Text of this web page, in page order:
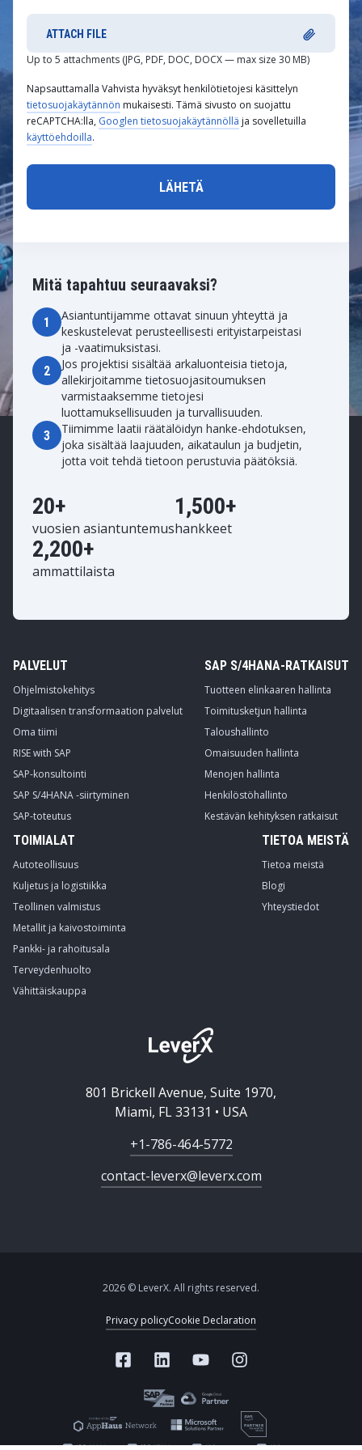
Mitä tapahtuu seuraavaksi?
1
Asiantuntijamme ottavat sinuun yhteyttä ja
keskustelevat perusteellisesti erityistarpeistasi
ja -vaatimuksistasi.
2
Jos projektisi sisältää arkaluonteisia tietoja,
allekirjoitamme tietosuojasitoumuksen
varmistaaksemme tietojesi
luottamuksellisuuden ja turvallisuuden.
3
Tiimimme laatii räätälöidyn hanke-ehdotuksen,
joka sisältää laajuuden, aikataulun ja budjetin,
jotta voit tehdä tietoon perustuvia päätöksiä.
20+
vuosien asiantuntemus
1,500+
hankkeet
2,200+
ammattilaista
ATTACH FILE
Up to 5 attachments (JPG, PDF, DOC, DOCX — max size 30 MB)
Napsauttamalla Vahvista hyväksyt henkilötietojesi käsittelyn
tietosuojakäytännön mukaisesti. Tämä sivusto on suojattu
reCAPTCHA:lla, Googlen tietosuojakäytännöllä ja sovelletuilla
käyttöehdoilla.
PALVELUT
Ohjelmistokehitys
Digitaalisen transformaation palvelut
Oma tiimi
RISE with SAP
SAP-konsultointi
SAP S/4HANA -siirtyminen
SAP-toteutus
SAP S/4HANA-RATKAISUT
Tuotteen elinkaaren hallinta
Toimitusketjun hallinta
Taloushallinto
Omaisuuden hallinta
Menojen hallinta
Henkilöstöhallinto
Kestävän kehityksen ratkaisut
TOIMIALAT
Autoteollisuus
Kuljetus ja logistiikka
Teollinen valmistus
Metallit ja kaivostoiminta
Pankki- ja rahoitusala
Terveydenhuolto
Vähittäiskauppa
TIETOA MEISTÄ
Tietoa meistä
Blogi
Yhteystiedot
801 Brickell Avenue, Suite 1970,
Miami, FL 33131 • USA
+1-786-464-5772
contact-leverx@leverx.com
2026 © LeverX. All rights reserved.
Privacy policyCookie Declaration